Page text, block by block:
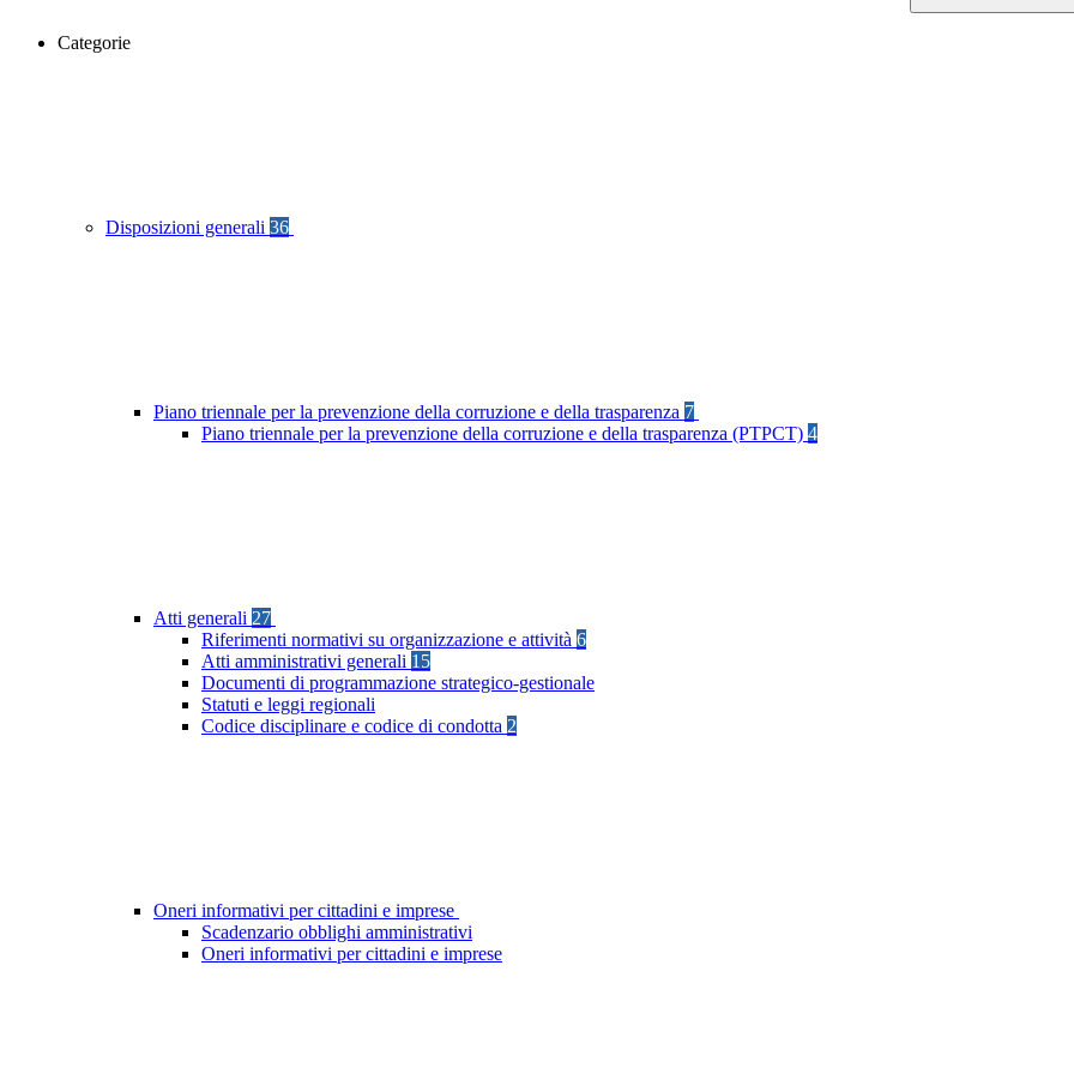
Categorie
Disposizioni generali 36
Piano triennale per la prevenzione della corruzione e della trasparenza 7
Piano triennale per la prevenzione della corruzione e della trasparenza (PTPCT) 4
Atti generali 27
Riferimenti normativi su organizzazione e attività 6
Atti amministrativi generali 15
Documenti di programmazione strategico-gestionale
Statuti e leggi regionali
Codice disciplinare e codice di condotta 2
Oneri informativi per cittadini e imprese
Scadenzario obblighi amministrativi
Oneri informativi per cittadini e imprese